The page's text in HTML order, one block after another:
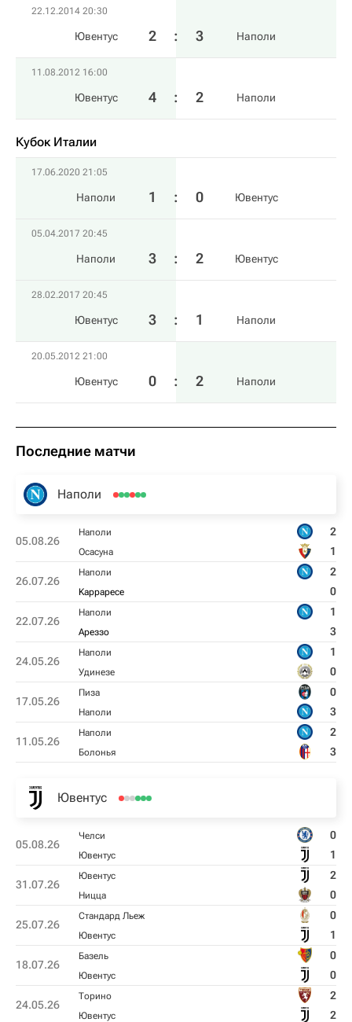
22.12.2014 20:30
Ювентус 2 : 3 Наполи
11.08.2012 16:00
Ювентус 4 : 2 Наполи
Кубок Италии
17.06.2020 21:05
Наполи 1 : 0 Ювентус
05.04.2017 20:45
Наполи 3 : 2 Ювентус
28.02.2017 20:45
Ювентус 3 : 1 Наполи
20.05.2012 21:00
Ювентус 0 : 2 Наполи
Последние матчи
Наполи
05.08.26
Наполи 2
Осасуна 1
26.07.26
Наполи 2
Kарраресе 0
22.07.26
Наполи 1
Ареззо 3
24.05.26
Наполи 1
Удинезе 0
17.05.26
Пиза 0
Наполи 3
11.05.26
Наполи 2
Болонья 3
Ювентус
05.08.26
Челси 0
Ювентус 1
31.07.26
Ювентус 2
Ницца 0
25.07.26
Стандард Льеж 0
Ювентус 1
18.07.26
Базель 0
Ювентус 0
24.05.26
Торино 2
Ювентус 2